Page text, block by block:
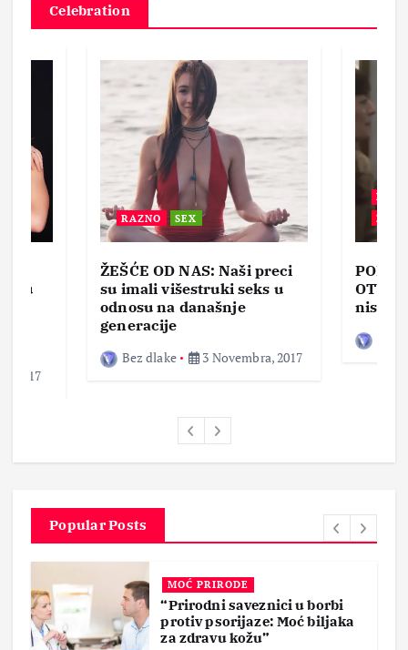
Celebration
u
2017
RAZNO SEX
ŽEŠĆE OD NAS: Naši preci
su imali višestruki seks u
odnosu na današnje
generacije
Bez dlake 3 Novembra, 2017
BEZ
nisam
Popular Posts
MOĆ PRIRODE
“Prirodni saveznici u borbi
protiv psorijaze: Moć biljaka
za zdravu kožu”